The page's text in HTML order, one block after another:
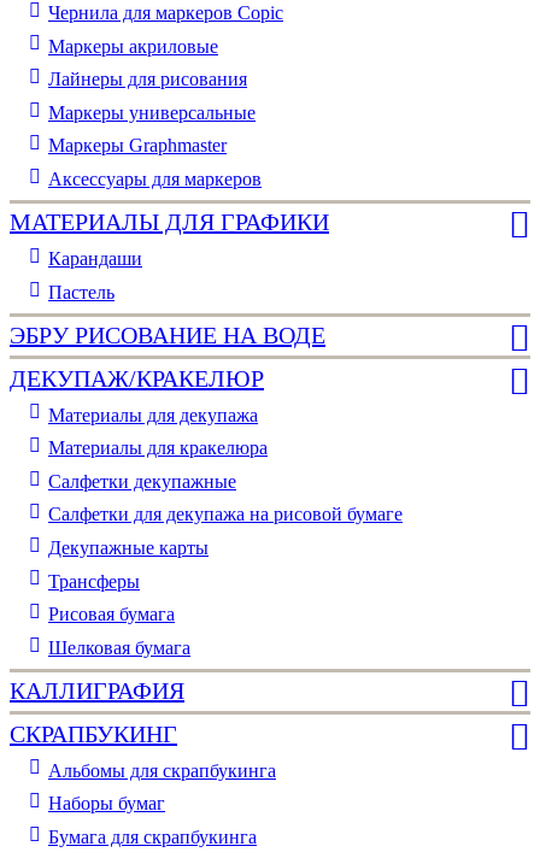
Чернила для маркеров Copic
Маркеры акриловые
Лайнеры для рисования
Маркеры универсальные
Маркеры Graphmaster
Аксессуары для маркеров
МАТЕРИАЛЫ ДЛЯ ГРАФИКИ
Карандаши
Пастель
ЭБРУ РИСОВАНИЕ НА ВОДЕ
ДЕКУПАЖ/КРАКЕЛЮР
Материалы для декупажа
Материалы для кракелюра
Cалфетки декупажные
Салфетки для декупажа на рисовой бумаге
Декупажные карты
Трансферы
Рисовая бумага
Шелковая бумага
КАЛЛИГРАФИЯ
СКРАПБУКИНГ
Альбомы для скрапбукинга
Наборы бумаг
Бумага для скрапбукинга